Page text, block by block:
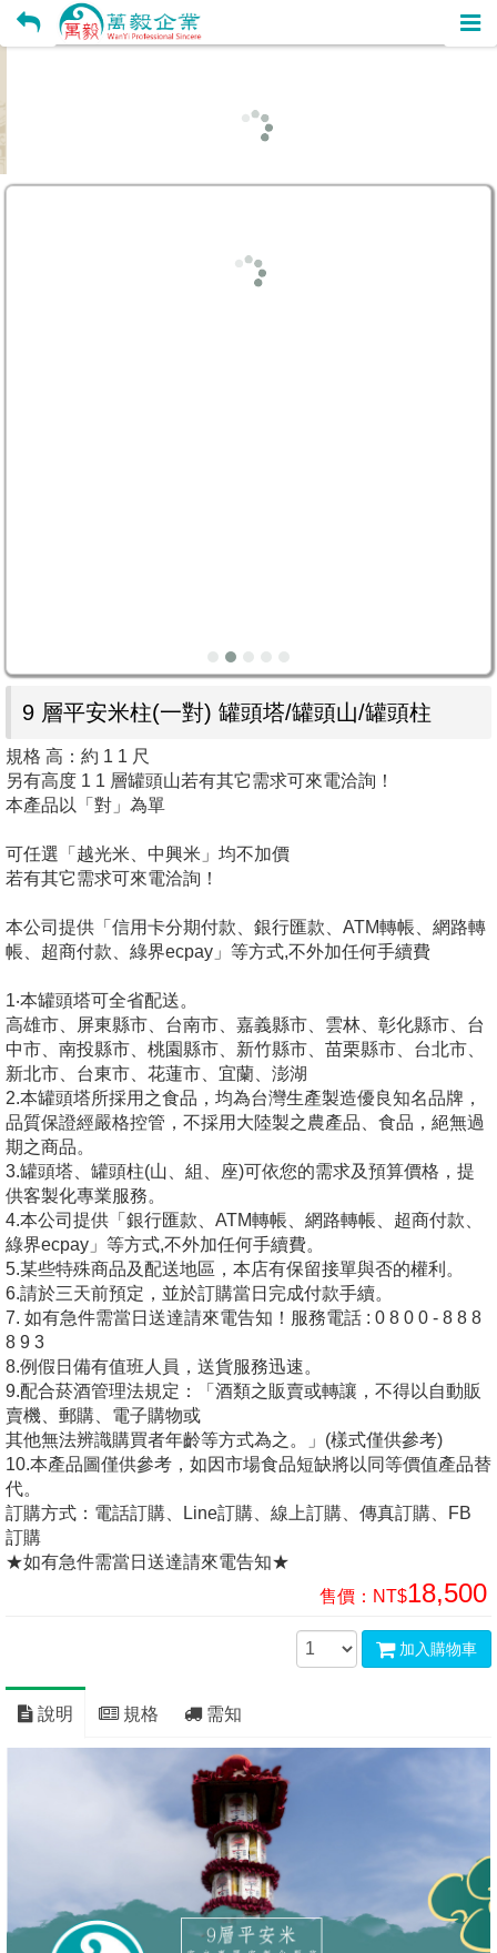
9 層平安米柱(一對) 罐頭塔/罐頭山/罐頭柱
規格 高：約 1 1 尺
另有高度 1 1 層罐頭山若有其它需求可來電洽詢！
本產品以「對」為單
可任選「越光米、中興米」均不加價
若有其它需求可來電洽詢！
本公司提供「信用卡分期付款、銀行匯款、ATM轉帳、網路轉
帳、超商付款、綠界ecpay」等方式,不外加任何手續費
1‧本罐頭塔可全省配送。
高雄市、屏東縣市、台南市、嘉義縣市、雲林、彰化縣市、台
中市、南投縣市、桃園縣市、新竹縣市、苗栗縣市、台北市、
新北市、台東市、花蓮市、宜蘭、澎湖
2.本罐頭塔所採用之食品，均為台灣生產製造優良知名品牌，
品質保證經嚴格控管，不採用大陸製之農產品、食品，絕無過
期之商品。
3.罐頭塔、罐頭柱(山、組、座)可依您的需求及預算價格，提
供客製化專業服務。
4.本公司提供「銀行匯款、ATM轉帳、網路轉帳、超商付款、
綠界ecpay」等方式,不外加任何手續費。
5.某些特殊商品及配送地區，本店有保留接單與否的權利。
6.請於三天前預定，並於訂購當日完成付款手續。
7. 如有急件需當日送達請來電告知！服務電話 : 0 8 0 0 - 8 8 8
8 9 3
8.例假日備有值班人員，送貨服務迅速。
9.配合菸酒管理法規定：「酒類之販賣或轉讓，不得以自動販
賣機、郵購、電子購物或
其他無法辨識購買者年齡等方式為之。」(樣式僅供參考)
10.本產品圖僅供參考，如因市場食品短缺將以同等價值產品替
代。
訂購方式：電話訂購、Line訂購、線上訂購、傳真訂購、FB
訂購
★如有急件需當日送達請來電告知★
售價： NT$18,500
加入購物車
說明 規格 需知